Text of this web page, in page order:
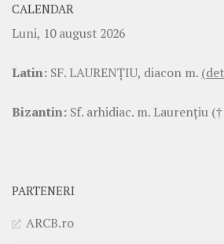
CALENDAR
Luni, 10 august 2026
Latin: SF. LAURENŢIU, diacon m.
Bizantin: Sf. arhidiac. m. Laurenţiu (†
PARTENERI
ARCB.ro